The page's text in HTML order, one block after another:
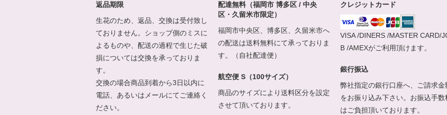
返品期限
生花のため、返品、交換は受付致し
ておりません。ショップ側のミスに
よるものや、配送の過程で生じた破
損については交換を承っておりま
す。
交換の場合商品到着から3日以内に
電話、あるいはメールにてご連絡く
ださい。
配達無料（福岡市 博多区 / 中央
区・久留米市限定）
福岡市中央区、博多区、久留米市へ
の配送は送料無料にて承っておりま
す。（自社配達便）
航空便 S（100サイズ）
商品のサイズにより送料区分を設定
させて頂いております。
クレジットカード
VISA /DINERS /MASTER CARD/
B /AMEXがご利用頂けます。
銀行振込
弊社指定の銀行口座へ、ご請求金
をお振り込み下さい。お振込手数
はご負担頂いております。